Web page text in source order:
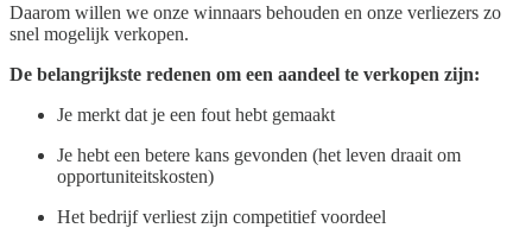
Daarom willen we onze winnaars behouden en onze verliezers zo
snel mogelijk verkopen.
De belangrijkste redenen om een aandeel te verkopen zijn:
Je merkt dat je een fout hebt gemaakt
Je hebt een betere kans gevonden (het leven draait om
opportuniteitskosten)
Het bedrijf verliest zijn competitief voordeel